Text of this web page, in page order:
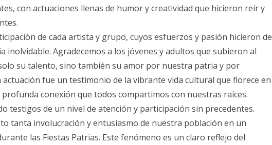
con actuaciones llenas de humor y creatividad que hicieron reír y
de cada artista y grupo, cuyos esfuerzos y pasión hicieron de
inolvidable. Agradecemos a los jóvenes y adultos que subieron al
su talento, sino también su amor por nuestra patria y por
actuación fue un testimonio de la vibrante vida cultural que florece en
conexión que todos compartimos con nuestras raíces.
testigos de un nivel de atención y participación sin precedentes.
tanta involucración y entusiasmo de nuestra población en un
las Fiestas Patrias. Este fenómeno es un claro reflejo del